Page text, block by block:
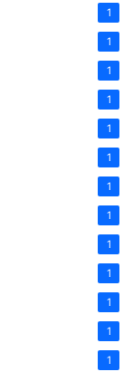
1
1
1
1
1
1
1
1
1
1
1
1
1